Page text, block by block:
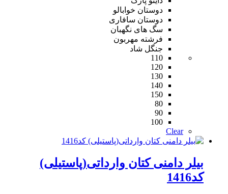
دوستان خوابالو
دوستان سافاری
سگ های نگهبان
فرشته مهربون
جنگل شاد
110
120
130
140
150
80
90
100
Clear
بیلر دامنی کتان وارداتی(پاستیلی)
کد1416